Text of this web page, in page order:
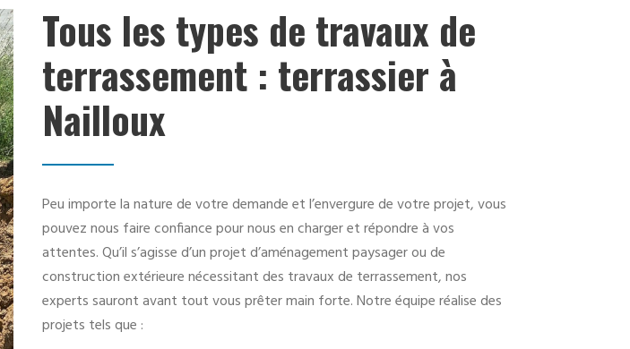
Tous les types de travaux de
terrassement : terrassier à
Nailloux
Peu importe la nature de votre demande et l’envergure de votre projet, vous
pouvez nous faire confiance pour nous en charger et répondre à vos
attentes. Qu’il s’agisse d’un projet d’aménagement paysager ou de
construction extérieure nécessitant des travaux de terrassement, nos
experts sauront avant tout vous prêter main forte. Notre équipe réalise des
projets tels que :